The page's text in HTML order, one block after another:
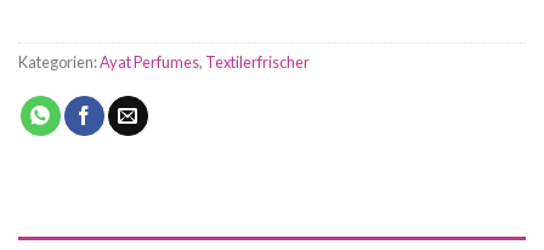
Kategorien:Ayat Perfumes, Textilerfrischer